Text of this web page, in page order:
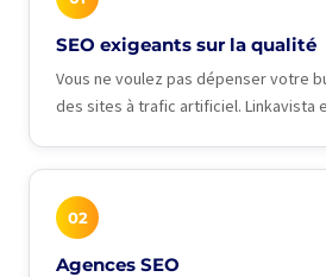
SEO exigeants sur la qualité
Vous ne voulez pas dépenser votre
des sites à trafic artificiel. Linkavista
02
Agences SEO